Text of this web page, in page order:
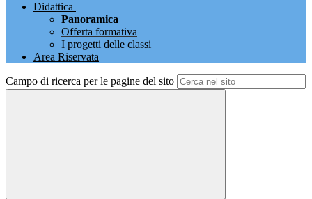
Didattica
Panoramica
Offerta formativa
I progetti delle classi
Area Riservata
Campo di ricerca per le pagine del sito